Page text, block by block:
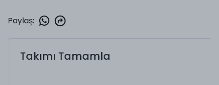
Paylaş:
Takımı Tamamla